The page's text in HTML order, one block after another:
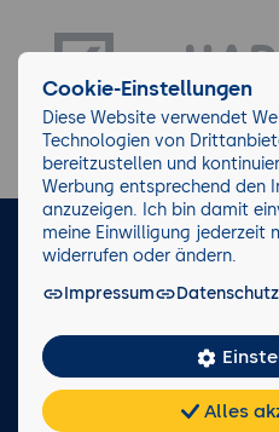
LinkedIn
0221
Cookie-Einstellungen
Diese Website verwendet
Technologien von
bereitzustellen und
Werbung entsprechend den
anzuzeigen. Ich bin damit
meine Einwilligung jederzeit
widerrufen oder ändern.
Impressum
Alles